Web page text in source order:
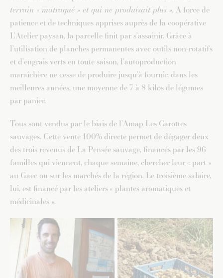
terrain « matraqué » et qui ne produisait plus ». A force de
patience et de techniques apprises auprès de la coopérative
L’Atelier paysan, la parcelle finit par s’assainir. Grâce à
l’utilisation de planches permanentes avec outils non-rotatifs
et d’engrais verts en toute saison, l’autoproduction
maraîchère ne cesse de produire jusqu’à fournir, dans les
meilleures années, une moyenne de 7 à 8 kilos de légumes
par panier.
Tous sont vendus par le biais de l’Amap Les Carottes
sauvages. Cette vente 100% directe permet de dégager deux
des trois revenus de La Pensée sauvage, financés par les 96
familles qui viennent, chaque semaine, chercher leur « part »
au Gaec ou sur les marchés de la région. Le troisième salaire,
lui, est financé par les ateliers « plantes aromatiques et
médicinales ».